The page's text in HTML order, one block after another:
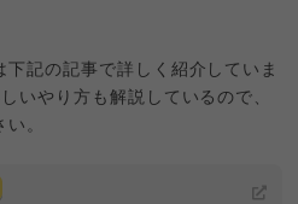
記の記事で詳しく紹介していま
いやり方も解説しているので、
。